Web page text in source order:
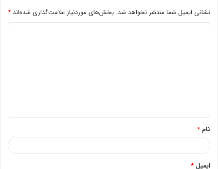
نشانی ایمیل شما منتشر نخواهد شد. بخش‌های موردنیاز علامت‌گذاری شده‌اند *
*
نام *
ایمیل *